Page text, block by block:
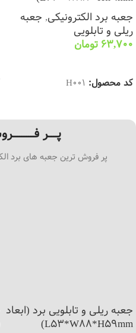
جعبه برد الکترونیکی, جعبه
ریلی و تابلویی
63,700 تومان
کد محصول: H001
پـــــر
پر فروش ترین جعبه های برد
جعبه ریلی و تابلویی برد (ابعاد
L53*W88*H59mm)